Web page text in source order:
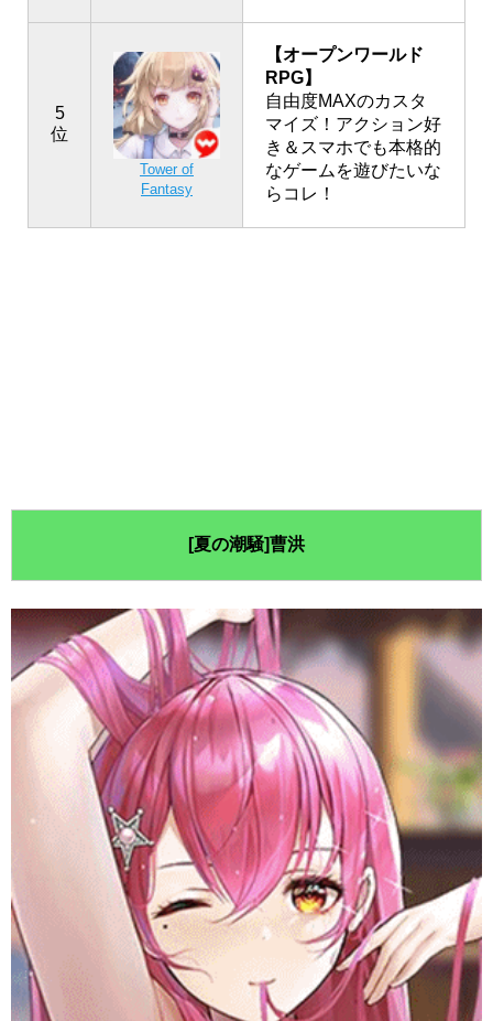
5
位
Tower of
Fantasy
【オープンワールド
RPG】
自由度MAXのカスタ
マイズ！アクション好
き＆スマホでも本格的
なゲームを遊びたいな
らコレ！
[夏の潮騒]曹洪